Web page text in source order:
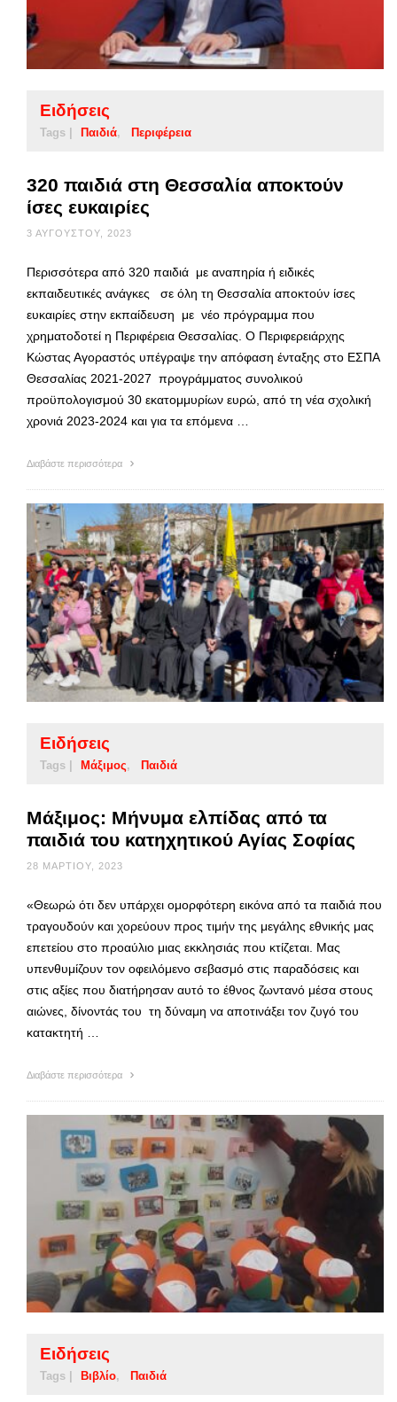
Ειδήσεις
Tags | Παιδιά Περιφέρεια
320 παιδιά στη Θεσσαλία αποκτούν
ίσες ευκαιρίες
3 ΑΥΓΟΎΣΤΟΥ, 2023
Περισσότερα από 320 παιδιά με αναπηρία ή ειδικές
εκπαιδευτικές ανάγκες σε όλη τη Θεσσαλία αποκτούν ίσες
ευκαιρίες στην εκπαίδευση με νέο πρόγραμμα που
χρηματοδοτεί η Περιφέρεια Θεσσαλίας. Ο Περιφερειάρχης
Κώστας Αγοραστός υπέγραψε την απόφαση ένταξης στο ΕΣΠΑ
Θεσσαλίας 2021-2027 προγράμματος συνολικού
προϋπολογισμού 30 εκατομμυρίων ευρώ, από τη νέα σχολική
χρονιά 2023-2024 και για τα επόμενα …
Διαβάστε περισσότερα
Ειδήσεις
Tags | Μάξιμος Παιδιά
Μάξιμος: Μήνυμα ελπίδας από τα
παιδιά του κατηχητικού Αγίας Σοφίας
28 ΜΑΡΤΊΟΥ, 2023
«Θεωρώ ότι δεν υπάρχει ομορφότερη εικόνα από τα παιδιά που
τραγουδούν και χορεύουν προς τιμήν της μεγάλης εθνικής μας
επετείου στο προαύλιο μιας εκκλησιάς που κτίζεται. Μας
υπενθυμίζουν τον οφειλόμενο σεβασμό στις παραδόσεις και
στις αξίες που διατήρησαν αυτό το έθνος ζωντανό μέσα στους
αιώνες, δίνοντάς του τη δύναμη να αποτινάξει τον ζυγό του
κατακτητή …
Διαβάστε περισσότερα
Ειδήσεις
Tags | Βιβλίο Παιδιά